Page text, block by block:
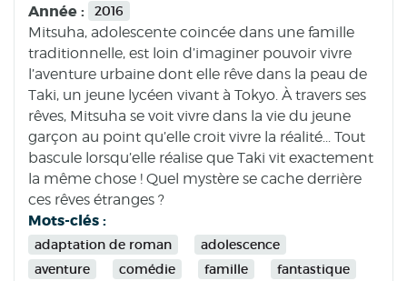
Année : 2016
Mitsuha, adolescente coincée dans une famille
traditionnelle, est loin d’imaginer pouvoir vivre
l’aventure urbaine dont elle rêve dans la peau de
Taki, un jeune lycéen vivant à Tokyo. À travers ses
rêves, Mitsuha se voit vivre dans la vie du jeune
garçon au point qu’elle croit vivre la réalité... Tout
bascule lorsqu’elle réalise que Taki vit exactement
la même chose ! Quel mystère se cache derrière
ces rêves étranges ?
Mots-clés :
adaptation de roman
adolescence
aventure
comédie famille fantastique